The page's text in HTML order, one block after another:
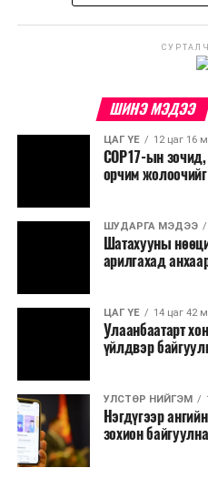
ШИНЭ МЭДЭЭ
ЦАГ ҮЕ 12 цаг 16
COP17-ын
орчим
ШУДАРГА МЭДЭЭ
Шатахууны
арилгахад
ЦАГ ҮЕ 14 цаг 42
Улаанбаатарт
үйлдвэр
УЛСТӨР НИЙГЭМ
Нэгдүгээр
зохион байгуулна